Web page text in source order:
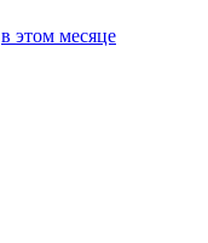
в этом месяце